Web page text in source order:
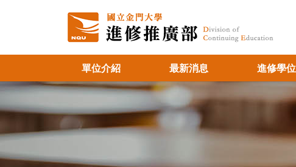
單位介紹 最新消息 進修學位